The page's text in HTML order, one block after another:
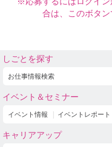
合は、このボタン
しごとを探す
お仕事情報検索
イベント＆セミナー
イベント情報 イベントレポート
キャリアアップ